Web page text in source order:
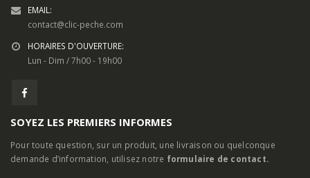
EMAIL:
contact@clic-peche.com
HORAIRES D'OUVERTURE:
Lun - Dim / 7h00 - 19h00
SOYEZ LES PREMIERS INFORMES
Pour toute question, sur un produit, une livraison ou quelconque
demande d’information, utilisez notre formulaire de contact.